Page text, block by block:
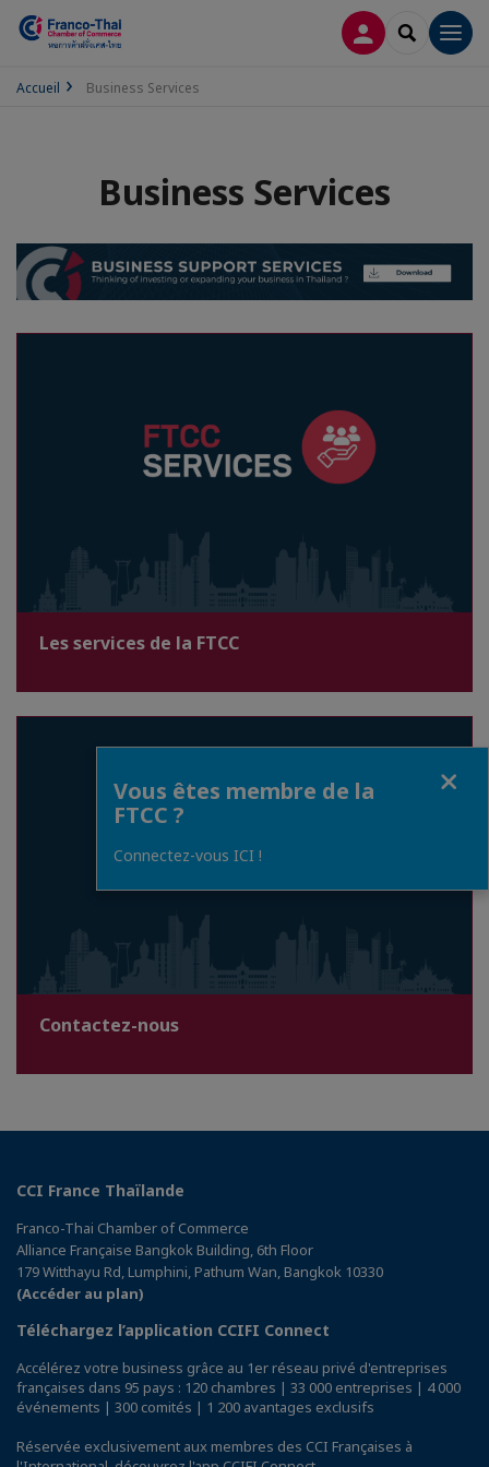
CONNEXION
Accueil Business Services
Business Services
Les services de la FTCC
Contactez-nous
CCI France Thaïlande
Franco-Thai Chamber of Commerce
Alliance Française Bangkok Building, 6th Floor
179 Witthayu Rd, Lumphini, Pathum Wan, Bangkok 10330
(Accéder au plan)
Téléchargez l’application CCIFI Connect
Accélérez votre business grâce au 1er réseau privé d'entreprises
françaises dans 95 pays : 120 chambres | 33 000 entreprises | 4 000
événements | 300 comités | 1 200 avantages exclusifs
Réservée exclusivement aux membres des CCI Françaises à
Vous êtes membre de la
FTCC ?
Connectez-vous ICI !